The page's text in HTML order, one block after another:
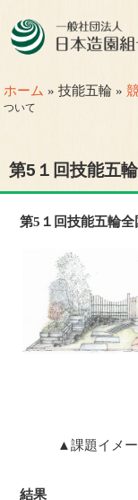
ホーム » 技能五輪 »
ついて
第5１回技能五
第5１回技能五輪
▲課題イメー
結果